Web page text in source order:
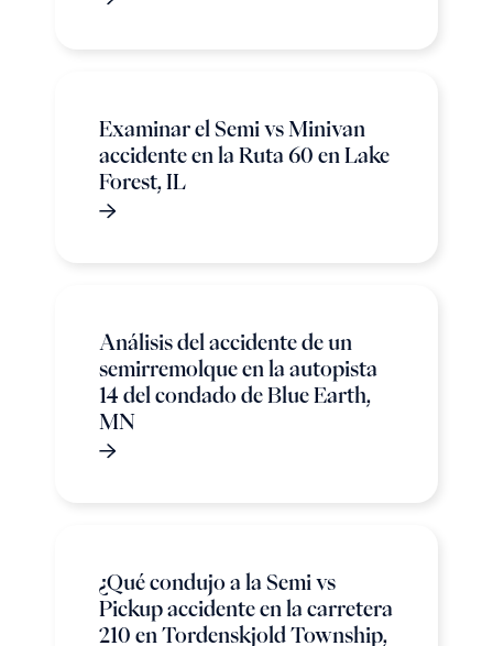
Examinar el Semi vs Minivan
accidente en la Ruta 60 en Lake
Forest, IL
Análisis del accidente de un
semirremolque en la autopista
14 del condado de Blue Earth,
MN
¿Qué condujo a la Semi vs
Pickup accidente en la carretera
210 en Tordenskjold Township,